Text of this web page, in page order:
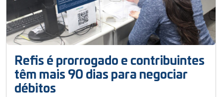
Refis é prorrogado e contribuintes
têm mais 90 dias para negociar
débitos